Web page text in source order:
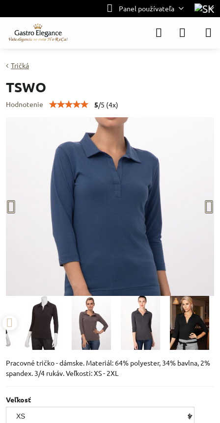
Panel používateľa
Tričká
TSWO
Hodnotenie 5/5 (4x)
Pracovné tričko - dámske. Materiál: 64% polyester, 34% bavlna, 2%
spandex. 3/4 rukáv. Veľkosti: XS - 2XL
Veľkosť